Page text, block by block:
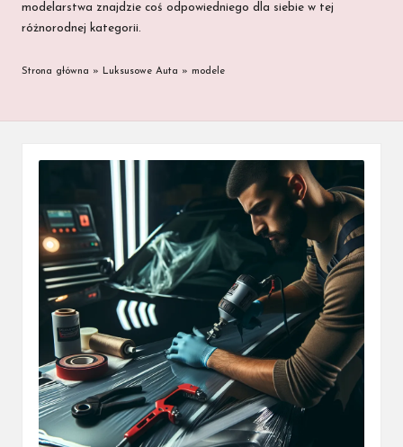
modelarstwa znajdzie coś odpowiedniego dla siebie w tej
różnorodnej kategorii.
Strona główna » Luksusowe Auta » modele